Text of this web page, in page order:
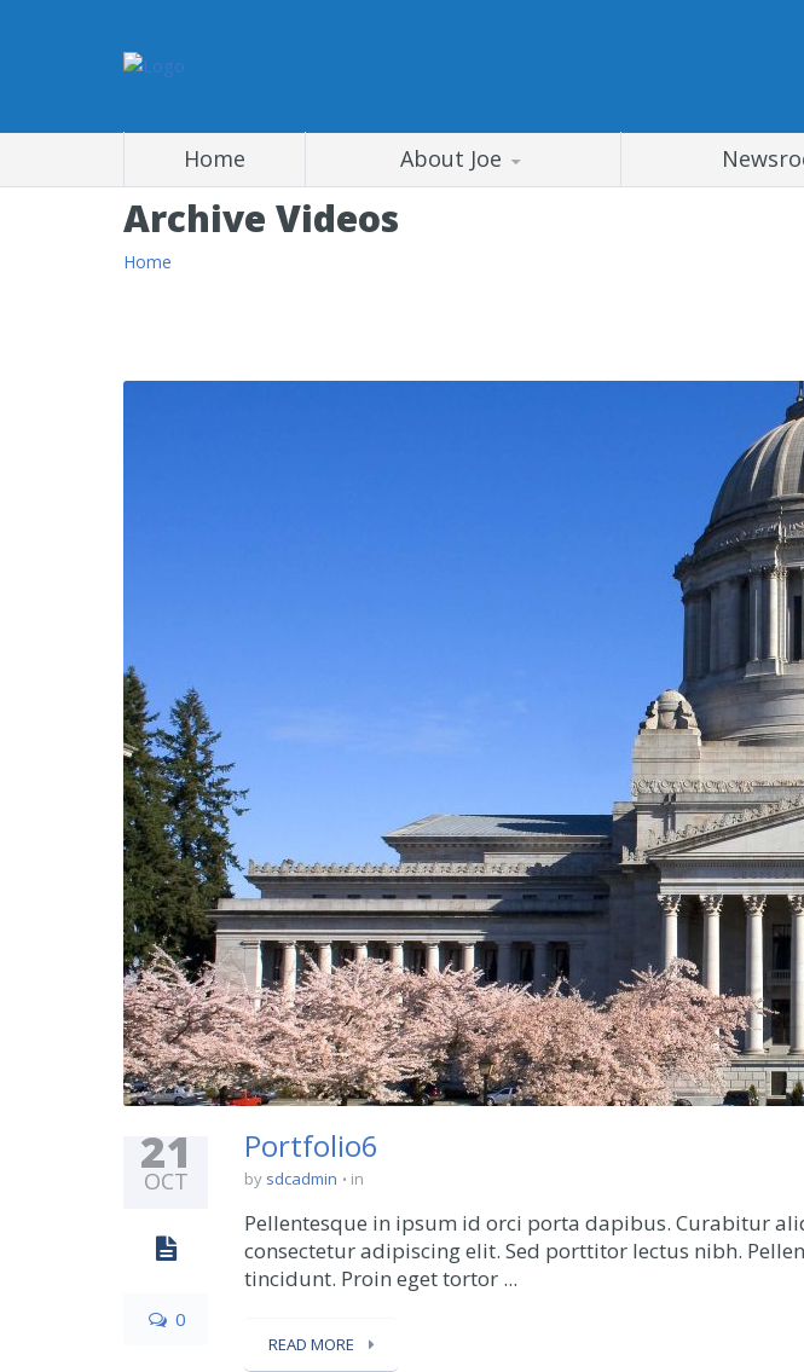
Home About Joe
Archive Videos
Home
21
OCT
0
Portfolio6
by sdcadmin in
Pellentesque in ipsum id orci porta dapibus. Curabitur
consectetur adipiscing elit. Sed porttitor lectus nibh.
tincidunt. Proin eget tortor ...
READ MORE